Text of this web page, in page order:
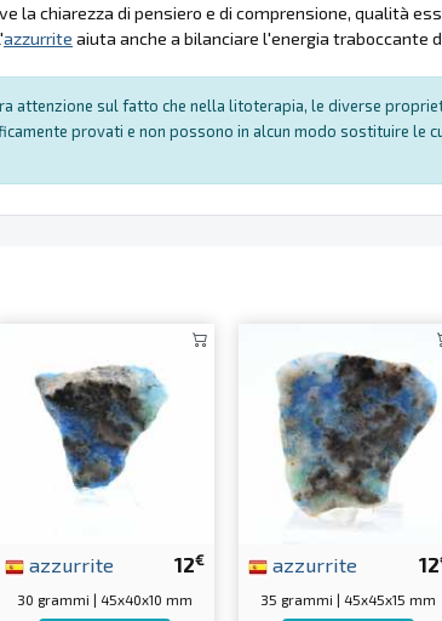
la chiarezza di pensiero e di comprensione, qualità
azzurrite aiuta anche a bilanciare l'energia traboccante
attenzione sul fatto che nella litoterapia, le diverse
provati e non possono in alcun modo sostituire le
12€
azzurrite
30 grammi | 45x40x10 mm
12
azzurrite
35 grammi | 45x45x15 mm